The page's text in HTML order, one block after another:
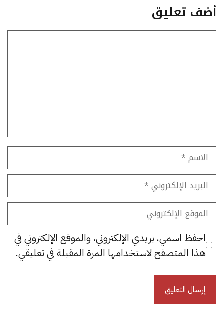
أضف تعليق
الاسم
البريد
الإلكتروني
الموقع
الإلكتروني
احفظ اسمي، بريدي الإلكتروني، والموقع الإلكتروني في
هذا المتصفح لاستخدامها المرة المقبلة في تعليقي.